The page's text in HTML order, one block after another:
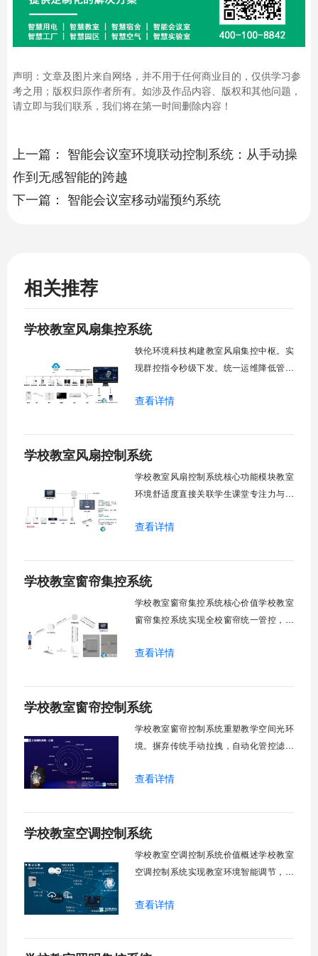
声明：文章及图片来自网络，并不用于任何商业目的，仅供学习参
考之用；版权归原作者所有。如涉及作品内容、版权和其他问题，
请立即与我们联系，我们将在第一时间删除内容！
上一篇： 智能会议室环境联动控制系统：从手动操
作到无感智能的跨越
下一篇： 智能会议室移动端预约系统
相关推荐
学校教室风扇集控系统
轶伦环境科技构建教室风扇集控中枢。实
现群控指令秒级下发。统一运维降低管理
巡检盲区。保障教学环境温湿度适宜。数
块清单：远程集中控制。智能定时调度。
环境自适应调节。能耗监测统计。故障预
查看详情
学校教室风扇控制系统
学校教室风扇控制系统核心功能模块教室
环境舒适度直接关联学生课堂专注力与学
领域，打造教室风扇控制系统，实现温度
分组联动、安全防护六大模块一体化运
行，为学校提供精细化风扇管理方案。
查看详情
学校教室窗帘集控系统
学校教室窗帘集控系统核心价值学校教室
窗帘集控系统实现全校窗帘统一管控，提
能化改造后，一键完成全校窗帘开合，节
生视力健康，营造舒适教学环境。节能减
排效果显著，延长窗帘使用寿命，降低学
查看详情
学校教室窗帘控制系统
学校教室窗帘控制系统重塑教学空间光环
境。摒弃传统手动拉拽，自动化管控滤除
足，节能降耗。精准适配多媒体教学、考
能智慧校园生态升级。智能光感调节1. 动
态光照追踪实时捕捉室外照度参数。光照
查看详情
学校教室空调控制系统
学校教室空调控制系统价值概述学校教室
空调控制系统实现教室环境智能调节，提
管理全校空调设备，远程监控运行状态，
警。管理人员通过平台统一管控，减少人
查看详情